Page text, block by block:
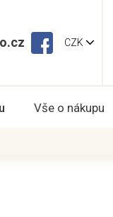
CZK
Vše o nákupu